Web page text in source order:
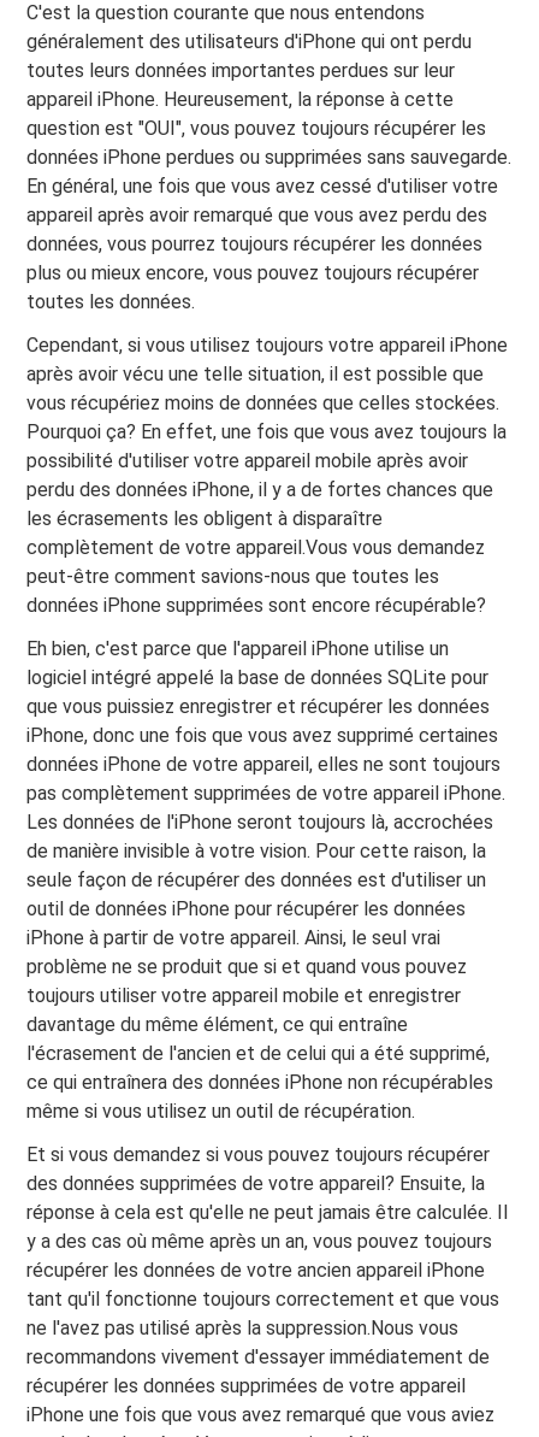
C'est la question courante que nous entendons
généralement des utilisateurs d'iPhone qui ont perdu
toutes leurs données importantes perdues sur leur
appareil iPhone. Heureusement, la réponse à cette
question est "OUI", vous pouvez toujours récupérer les
données iPhone perdues ou supprimées sans sauvegarde.
En général, une fois que vous avez cessé d'utiliser votre
appareil après avoir remarqué que vous avez perdu des
données, vous pourrez toujours récupérer les données
plus ou mieux encore, vous pouvez toujours récupérer
toutes les données.
Cependant, si vous utilisez toujours votre appareil iPhone
après avoir vécu une telle situation, il est possible que
vous récupériez moins de données que celles stockées.
Pourquoi ça? En effet, une fois que vous avez toujours la
possibilité d'utiliser votre appareil mobile après avoir
perdu des données iPhone, il y a de fortes chances que
les écrasements les obligent à disparaître
complètement de votre appareil.Vous vous demandez
peut-être comment savions-nous que toutes les
données iPhone supprimées sont encore récupérable?
Eh bien, c'est parce que l'appareil iPhone utilise un
logiciel intégré appelé la base de données SQLite pour
que vous puissiez enregistrer et récupérer les données
iPhone, donc une fois que vous avez supprimé certaines
données iPhone de votre appareil, elles ne sont toujours
pas complètement supprimées de votre appareil iPhone.
Les données de l'iPhone seront toujours là, accrochées
de manière invisible à votre vision. Pour cette raison, la
seule façon de récupérer des données est d'utiliser un
outil de données iPhone pour récupérer les données
iPhone à partir de votre appareil. Ainsi, le seul vrai
problème ne se produit que si et quand vous pouvez
toujours utiliser votre appareil mobile et enregistrer
davantage du même élément, ce qui entraîne
l'écrasement de l'ancien et de celui qui a été supprimé,
ce qui entraînera des données iPhone non récupérables
même si vous utilisez un outil de récupération.
Et si vous demandez si vous pouvez toujours récupérer
des données supprimées de votre appareil? Ensuite, la
réponse à cela est qu'elle ne peut jamais être calculée. Il
y a des cas où même après un an, vous pouvez toujours
récupérer les données de votre ancien appareil iPhone
tant qu'il fonctionne toujours correctement et que vous
ne l'avez pas utilisé après la suppression.Nous vous
recommandons vivement d'essayer immédiatement de
récupérer les données supprimées de votre appareil
iPhone une fois que vous avez remarqué que vous aviez